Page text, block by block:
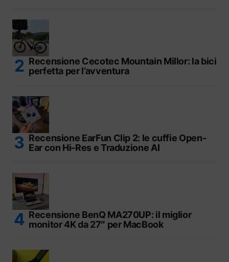
Recensione Cecotec Mountain Millor: la bici
perfetta per l’avventura
Recensione EarFun Clip 2: le cuffie Open-
Ear con Hi-Res e Traduzione AI
Recensione BenQ MA270UP: il miglior
monitor 4K da 27″ per MacBook